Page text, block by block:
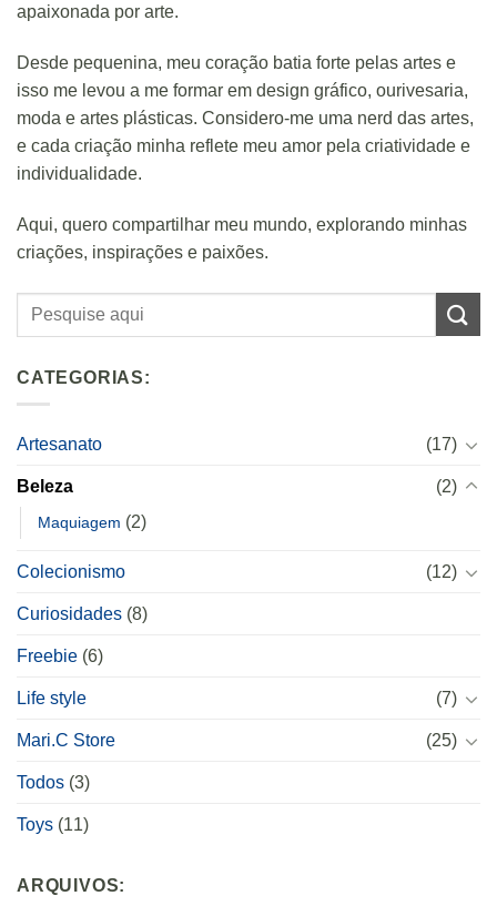
apaixonada por arte.
Desde pequenina, meu coração batia forte pelas artes e
isso me levou a me formar em design gráfico, ourivesaria,
moda e artes plásticas. Considero-me uma nerd das artes,
e cada criação minha reflete meu amor pela criatividade e
individualidade.
Aqui, quero compartilhar meu mundo, explorando minhas
criações, inspirações e paixões.
CATEGORIAS:
Artesanato (17)
Beleza (2)
Maquiagem (2)
Colecionismo (12)
Curiosidades (8)
Freebie (6)
Life style (7)
Mari.C Store (25)
Todos (3)
Toys (11)
ARQUIVOS: